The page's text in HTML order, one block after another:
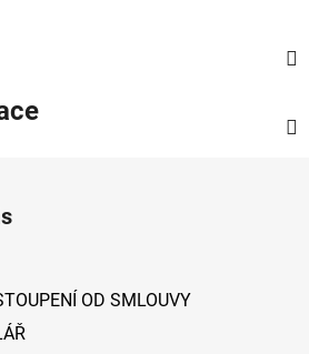
OD SMLOUVY